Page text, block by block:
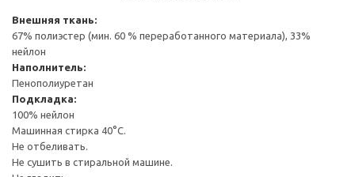
Внешняя ткань:
67% полиэстер (мин. 60 % переработанного материала), 33%
нейлон
Наполнитель:
Пенополиуретан
Подкладка:
100% нейлон
Машинная стирка 40°С.
Не отбеливать.
Не сушить в стиральной машине.